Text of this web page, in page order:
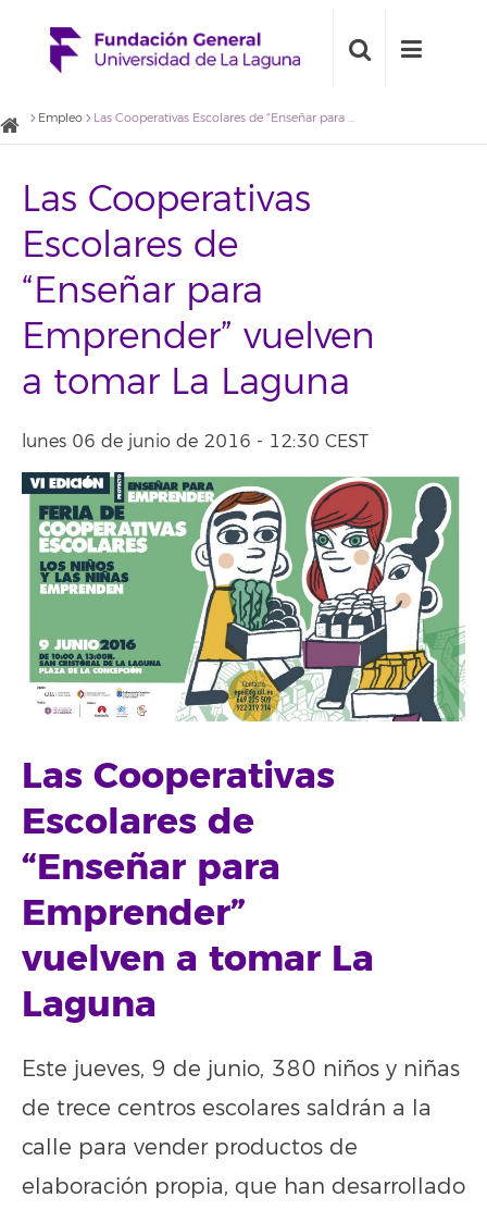
Empleo Las Cooperativas Escolares de “Enseñar para Emprender” vuelven a tomar La Laguna
Las Cooperativas
Escolares de
“Enseñar para
Emprender” vuelven
a tomar La Laguna
lunes 06 de junio de 2016 - 12:30 CEST
Las Cooperativas
Escolares de
“Enseñar para
Emprender”
vuelven a tomar La
Laguna
Este jueves, 9 de junio, 380 niños y niñas
de trece centros escolares saldrán a la
calle para vender productos de
elaboración propia, que han desarrollado